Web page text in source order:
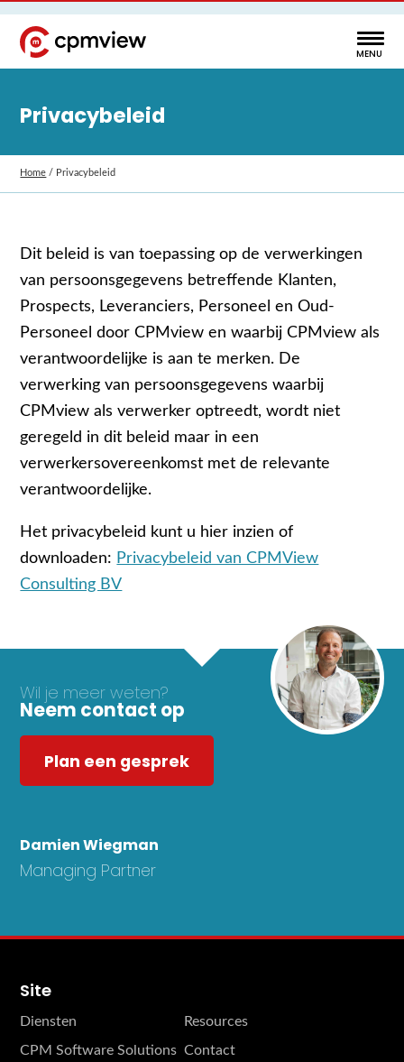
Privacybeleid
Home / Privacybeleid
Dit beleid is van toepassing op de verwerkingen
van persoonsgegevens betreffende Klanten,
Prospects, Leveranciers, Personeel en Oud-
Personeel door CPMview en waarbij CPMview als
verantwoordelijke is aan te merken. De
verwerking van persoonsgegevens waarbij
CPMview als verwerker optreedt, wordt niet
geregeld in dit beleid maar in een
verwerkersovereenkomst met de relevante
verantwoordelijke.
Het privacybeleid kunt u hier inzien of
downloaden: Privacybeleid van CPMView
Consulting BV
Wil je meer weten?
Neem contact op
Plan een gesprek
Damien Wiegman
Managing Partner
Site
Diensten
Resources
CPM Software Solutions Contact